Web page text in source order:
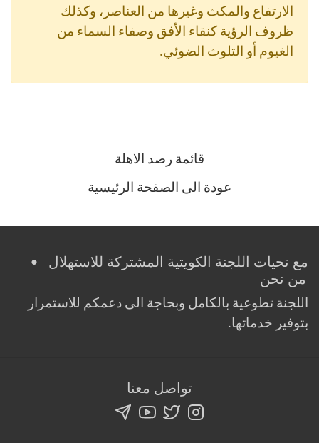
الارتفاع والمكث وغيرها من العناصر، وكذلك
ظروف الرؤية كنقاء الأفق وصفاء السماء من
الغيوم أو التلوث الضوئي.
قائمة رصد الاهلة
عودة الى الصفحة الرئيسية
مع تحيات اللجنة الكويتية المشتركة للاستهلال •
من نحن
اللجنة تطوعية بالكامل وبحاجة الى دعمكم للاستمرار
بتوفير خدماتها.
تواصل معنا